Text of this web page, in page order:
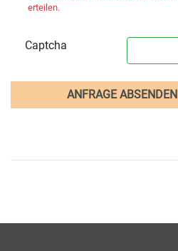
erteilen.
Captcha
ANFRAGE ABSENDEN